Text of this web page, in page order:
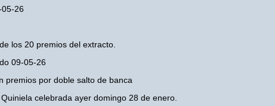
26
los 20 premios del extracto.
09-05-26
premios por doble salto de banca
celebrada ayer domingo 28 de enero.